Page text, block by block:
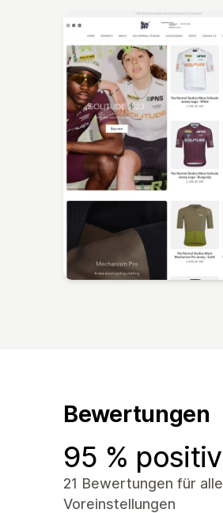
Bewertungen
95 % positiv
21 Bewertungen für alle
Voreinstellungen